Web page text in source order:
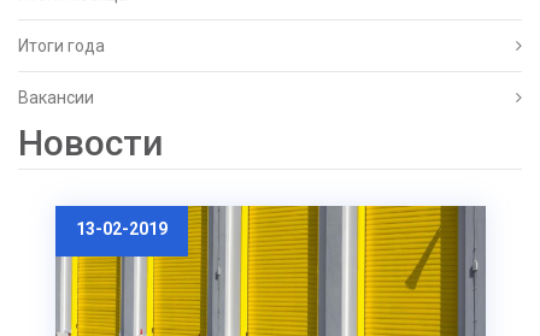
Итоги года
Вакансии
Новости
13-02-2019